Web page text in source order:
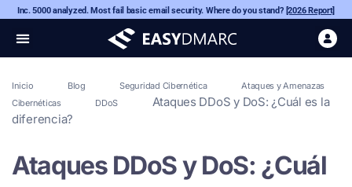
Inc. 5000 analyzed. Most fail basic email security. Where do you stand? [2026 Report]
Inicio Blog Seguridad Cibernética
Ataques y Amenazas
Cibernéticas
DDoS
Ataques DDoS y DoS: ¿Cuál es la
diferencia?
Ataques DDoS y DoS: ¿Cuál